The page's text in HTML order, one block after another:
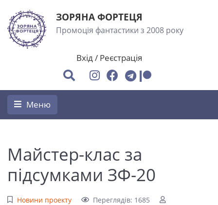
ЗОРЯНА ФОРТЕЦЯ
Промоція фантастики з 2008 року
Вхід/ Реєстрація
Меню
Майстер-клас за
підсумками ЗФ-20
Новини проекту
Переглядів: 1685